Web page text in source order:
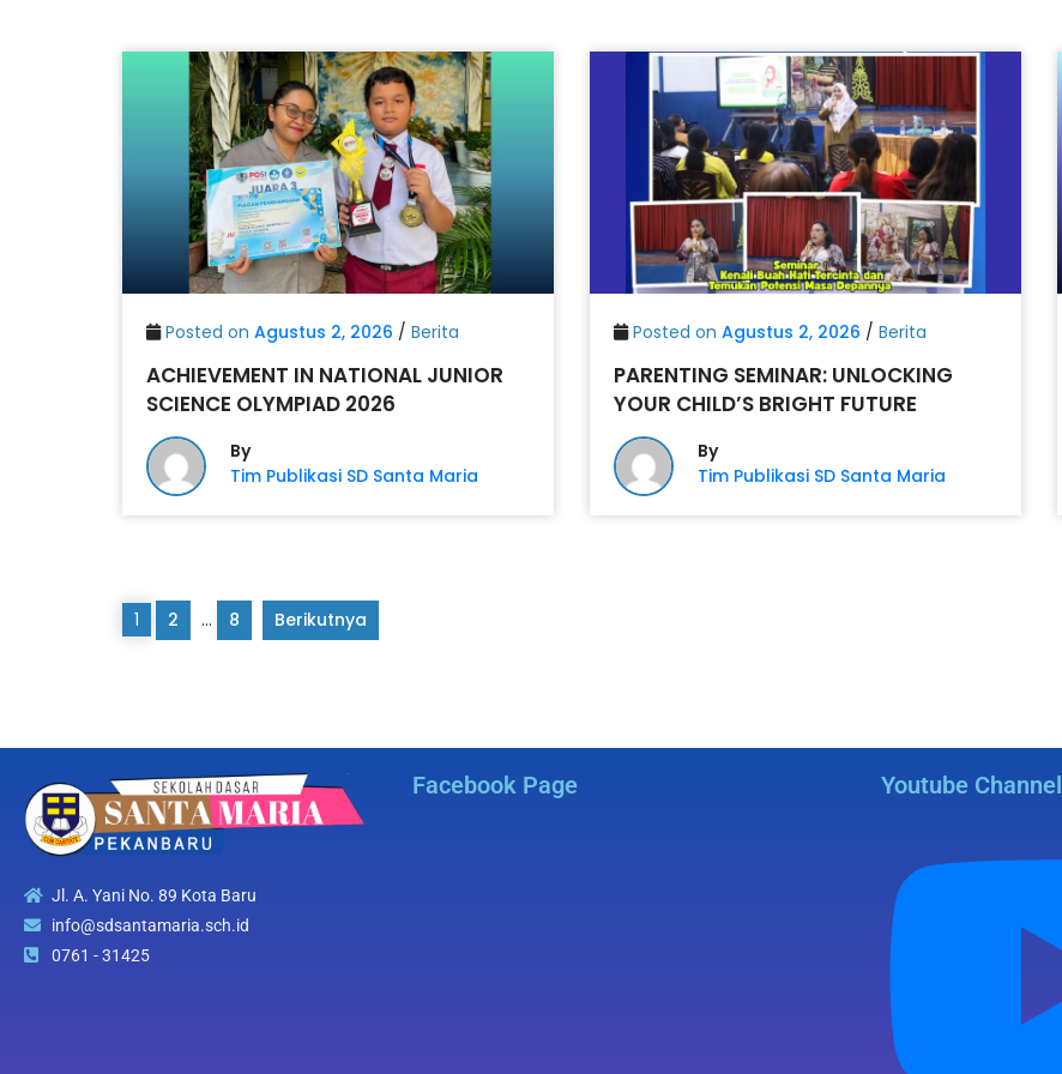
Posted on Agustus 2, 2026 / Berita
ACHIEVEMENT IN NATIONAL JUNIOR
SCIENCE OLYMPIAD 2026
By
Tim Publikasi SD Santa Maria
Posted on Agustus 2, 2026 / Berita
PARENTING SEMINAR: UNLOCKING
YOUR CHILD’S BRIGHT FUTURE
By
Tim Publikasi SD Santa Maria
1 2 … 8 Berikutnya
Jl. A. Yani No. 89 Kota Baru
info@sdsantamaria.sch.id
0761 - 31425
Facebook Page Youtube Channel